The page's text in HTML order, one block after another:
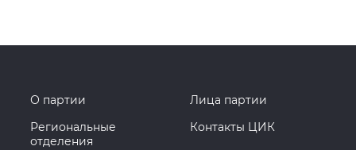
О партии
Лица партии
Региональные
отделения
Контакты ЦИК